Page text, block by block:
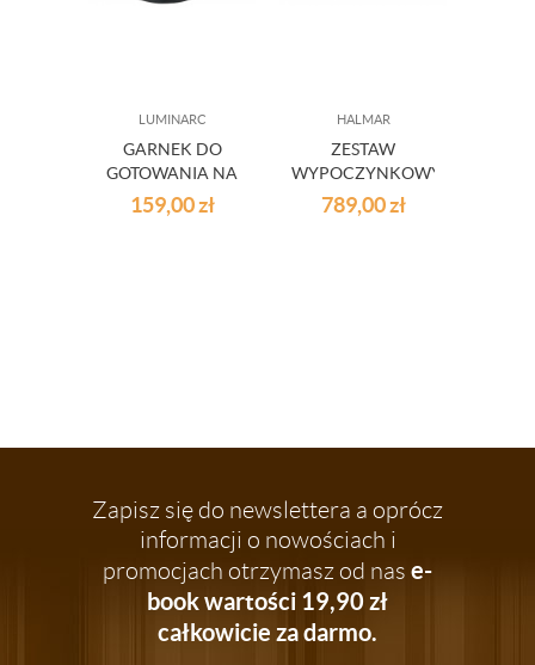
LUMINARC
GARNEK DO
GOTOWANIA NA
PARZE 2L
159,00zł
HALMAR
ZESTAW
WYPOCZYNKOWY
DO SALONU NINA
5
789,00zł
Zapisz się do newslettera a oprócz
informacji o nowościach i
promocjach otrzymasz od nas e-
book wartości 19,90 zł
całkowicie za darmo.